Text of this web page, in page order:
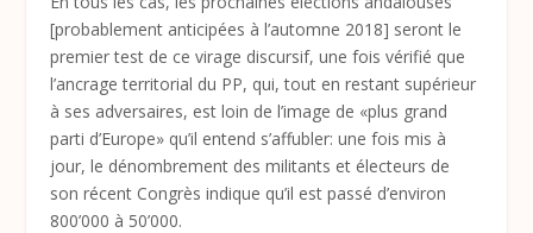
[probablement anticipées à l’automne 2018] seront le
premier test de ce virage discursif, une fois vérifié que
l’ancrage territorial du PP, qui, tout en restant supérieur
à ses adversaires, est loin de l’image de «plus grand
parti d’Europe» qu’il entend s’affubler: une fois mis à
jour, le dénombrement des militants et électeurs de
son récent Congrès indique qu’il est passé d’environ
800’000 à 50’000.